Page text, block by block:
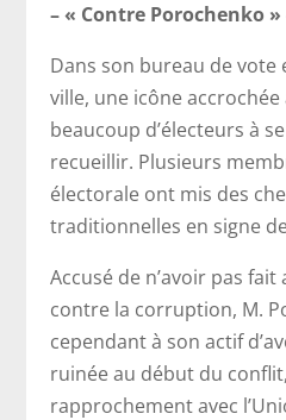
– « Contre Porochenko »
Dans son bureau de vote
ville, une icône accrochée
beaucoup d’électeurs à
recueillir. Plusieurs
électorale ont mis des
traditionnelles en signe
Accusé de n’avoir pas
contre la corruption, M.
cependant à son actif
ruinée au début du
rapprochement avec